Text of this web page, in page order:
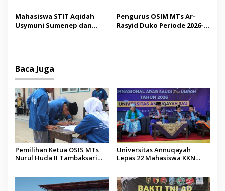
Operator Diaudit
Pendidikan Berbasis
Budaya
Mahasiswa STIT Aqidah
Usymuni Sumenep dan
Pengurus OSIM MTs Ar-
Rasyid Duko Periode 2026-
Baca Juga
Pemilihan Ketua OSIS MTs
Nurul Huda II Tambaksari
Universitas Annuqayah
Lepas 22 Mahasiswa KKN